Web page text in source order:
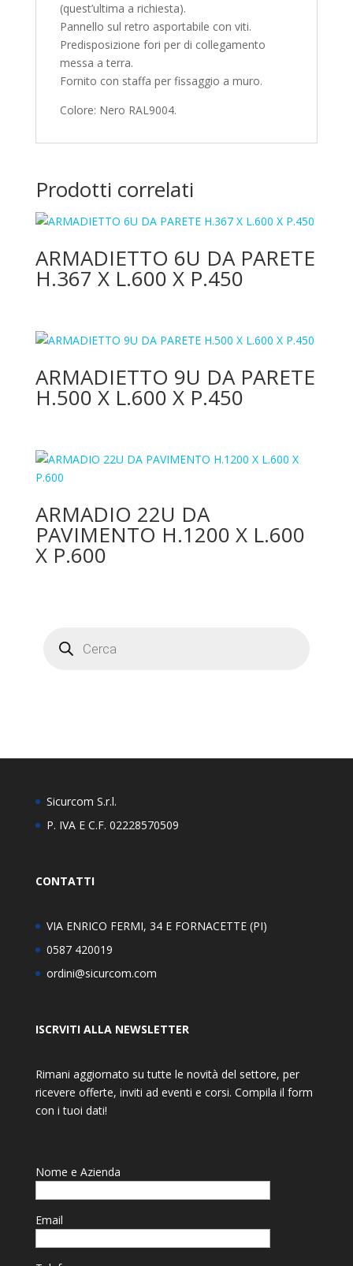
(quest’ultima a richiesta).
Pannello sul retro asportabile con viti.
Predisposizione fori per di collegamento
messa a terra.
Fornito con staffa per fissaggio a muro.
Colore: Nero RAL9004.
Prodotti correlati
ARMADIETTO 6U DA PARETE
H.367 X L.600 X P.450
ARMADIETTO 9U DA PARETE
H.500 X L.600 X P.450
ARMADIO 22U DA
PAVIMENTO H.1200 X L.600
X P.600
search
Sicurcom S.r.l.
P. IVA E C.F. 02228570509
CONTATTI
VIA ENRICO FERMI, 34 E FORNACETTE (PI)
0587 420019
ordini@sicurcom.com
ISCRVITI ALLA NEWSLETTER
Rimani aggiornato su tutte le novità del settore, per
ricevere offerte, inviti ad eventi e corsi. Compila il form
con i tuoi dati!
Nome e Azienda
Email